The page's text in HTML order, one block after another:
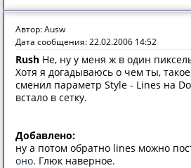
Автор: Ausw
Дата сообщения: 22.02.2006 14:52
Rush Не, ну у меня ж в один
Хотя я догадываюсь о чем ты,
сменил параметр Style - Lines на
встало в сетку.
Добавлено:
ну а потом обратно lines можно
оно. Глюк наверное.